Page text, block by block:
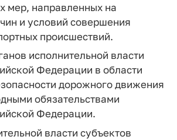
мер, направленных на
и условий совершения
происшествий.
исполнительной власти
Федерации в области
дорожного движения
обязательствами
Федерации.
власти субъектов